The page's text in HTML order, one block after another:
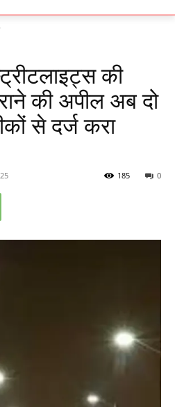
की
की अपील अब दो
से दर्ज करा
0
185